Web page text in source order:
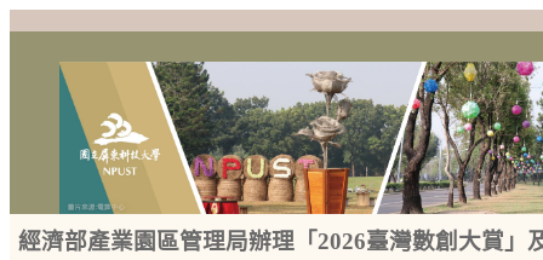
經濟部產業園區管理局辦理「2026臺灣數創大賞」